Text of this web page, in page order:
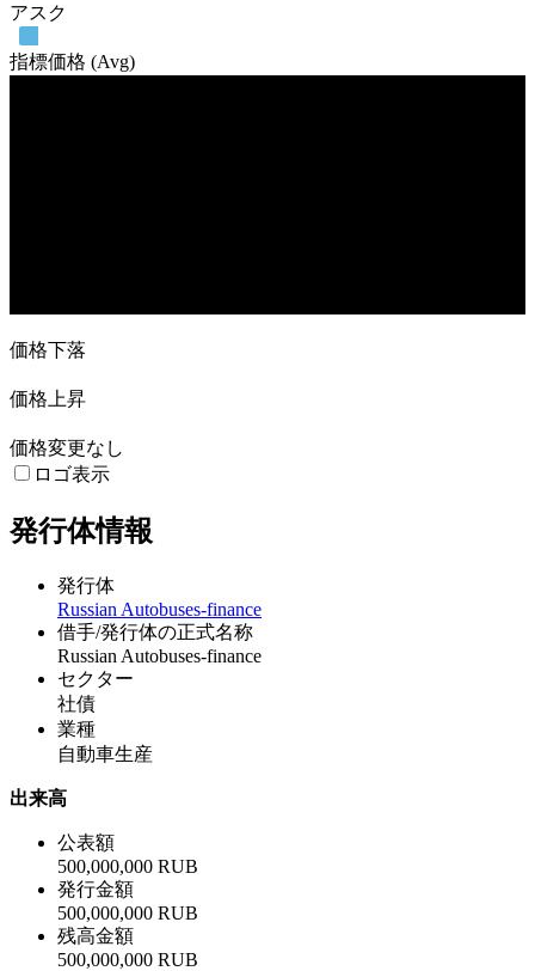
アスク
指標価格 (Avg)
価格下落
価格上昇
価格変更なし
ロゴ表示
発行体情報
発行体
Russian Autobuses-finance
借手/発行体の正式名称
Russian Autobuses-finance
セクター
社債
業種
自動車生産
出来高
公表額
500,000,000 RUB
発行金額
500,000,000 RUB
残高金額
500,000,000 RUB